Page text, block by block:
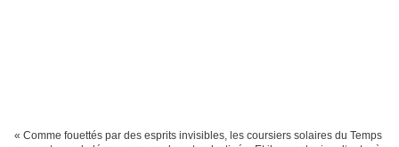
« Comme fouettés par des esprits invisibles, les coursiers solaires du Temps